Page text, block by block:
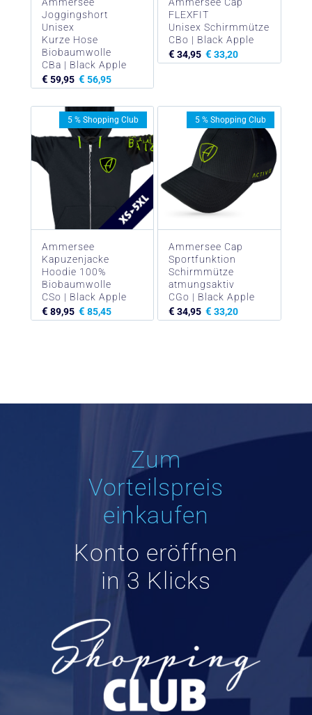
Ammersee
Joggingshort
Unisex
Kurze Hose
Biobaumwolle
CBa | Black Apple
€ 59,95 € 56,95
Ammersee Cap
FLEXFIT
Unisex Schirmmütze
CBo | Black Apple
€ 34,95 € 33,20
Ammersee
Kapuzenjacke
Hoodie 100%
Biobaumwolle
CSo | Black Apple
€ 89,95 € 85,45
5 % Shopping Club
Ammersee Cap
Sportfunktion
Schirmmütze
atmungsaktiv
CGo | Black Apple
€ 34,95 € 33,20
5 % Shopping Club
Zum
Vorteilspreis
einkaufen
Konto eröffnen
in 3 Klicks